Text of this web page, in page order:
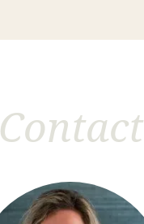
Contact